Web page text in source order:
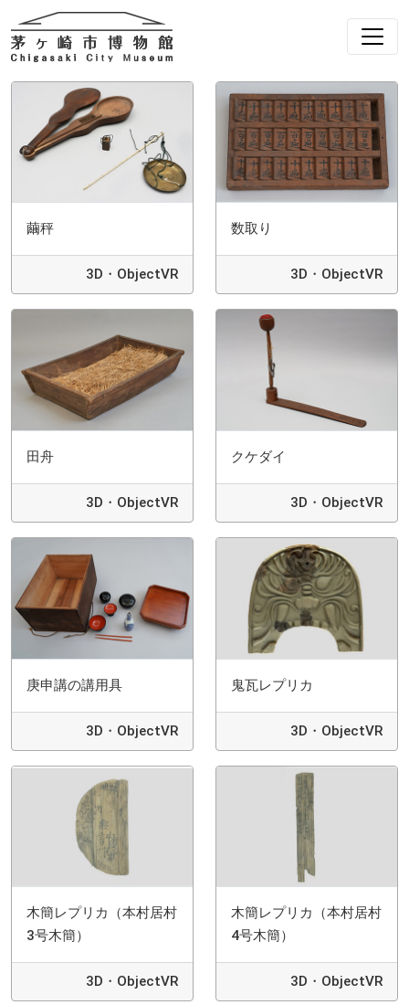
繭秤
3D・ObjectVR
数取り
3D・ObjectVR
田舟
3D・ObjectVR
クケダイ
3D・ObjectVR
庚申講の講用具
3D・ObjectVR
鬼瓦レプリカ
3D・ObjectVR
木簡レプリカ（本村居村
3号木簡）
3D・ObjectVR
木簡レプリカ（本村居村
4号木簡）
3D・ObjectVR